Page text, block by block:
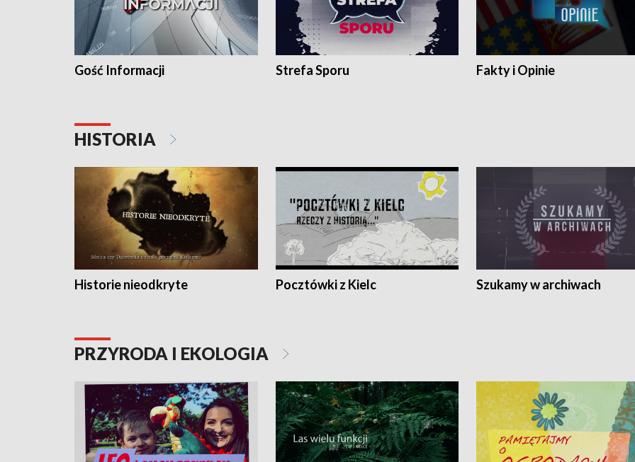
Gość Informacji Strefa Sporu Fakty i Opinie
HISTORIA
Historie nieodkryte Pocztówki z Kielc Szukamy w archiwach
PRZYRODA I EKOLOGIA